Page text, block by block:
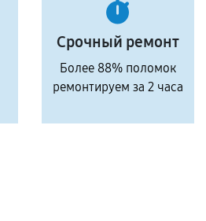
Срочный ремонт
Более 88% поломок
ремонтируем за 2 часа